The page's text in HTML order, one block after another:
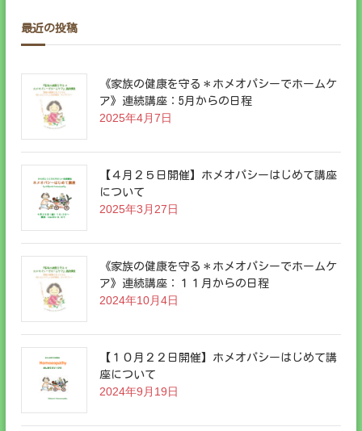
最近の投稿
《家族の健康を守る＊ホメオパシーでホームケ
ア》連続講座：5月からの日程
2025年4月7日
【４月２５日開催】ホメオパシーはじめて講座
について
2025年3月27日
《家族の健康を守る＊ホメオパシーでホームケ
ア》連続講座：１１月からの日程
2024年10月4日
【１０月２２日開催】ホメオパシーはじめて講
座について
2024年9月19日